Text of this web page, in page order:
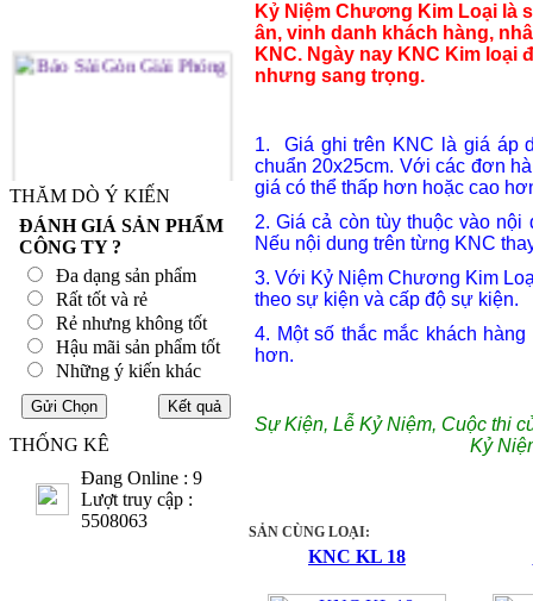
THĂM DÒ Ý KIẾN
ĐÁNH GIÁ SẢN PHẨM
CÔNG TY ?
Đa dạng sản phẩm
Rất tốt và rẻ
Rẻ nhưng không tốt
Hậu mãi sản phẩm tốt
Những ý kiến khác
THỐNG KÊ
Đang Online : 9
Lượt truy cập :
5508063
Kỷ Niệm Chương Kim Loại là
ân, vinh danh khách hàng,
KNC. Ngày nay KNC Kim
nhưng sang trọng.
1. Giá ghi trên KNC là giá áp
chuẩn 20x25cm. Với các đơn
giá có thể thấp hơn hoặc cao
2. Giá cả còn tùy thuộc vào
Nếu nội dung trên từng KNC
3. Với Kỷ Niệm Chương Kim
theo sự kiện và cấp độ sự kiện.
4. Một số thắc mắc khách
hơn.
Sự Kiện, Lễ Kỷ Niệm, Cuộc thi
Kỷ
SẢN CÙNG LOẠI:
KNC KL 18